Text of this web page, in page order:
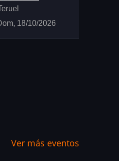
18/10/2026
Ver más eventos